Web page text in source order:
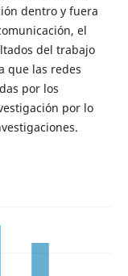
dentro y fuera
el
del trabajo
que las redes
por los
por lo